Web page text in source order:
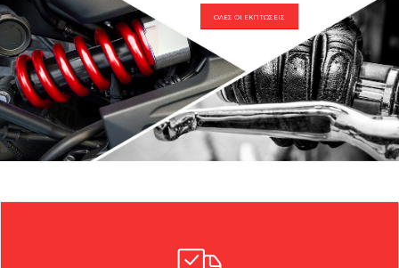
ΟΛΕΣ ΟΙ ΕΚΠΤΩΣΕΙΣ